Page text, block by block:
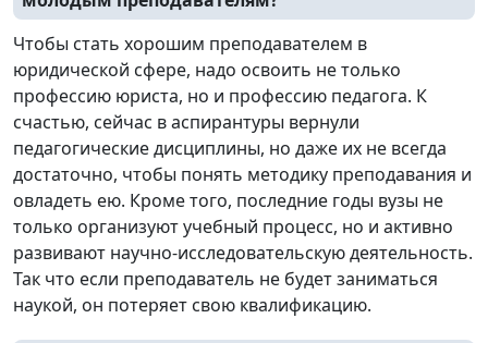
Чтобы стать хорошим преподавателем в
юридической сфере, надо освоить не только
профессию юриста, но и профессию педагога. К
счастью, сейчас в аспирантуры вернули
педагогические дисциплины, но даже их не всегда
достаточно, чтобы понять методику преподавания и
овладеть ею. Кроме того, последние годы вузы не
только организуют учебный процесс, но и активно
развивают научно-исследовательскую деятельность.
Так что если преподаватель не будет заниматься
наукой, он потеряет свою квалификацию.